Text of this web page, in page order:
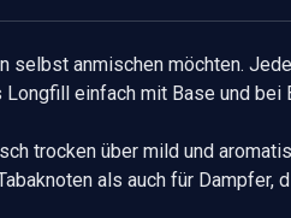
anmischen möchten.
einfach mit Base und
trocken über mild und
als auch für